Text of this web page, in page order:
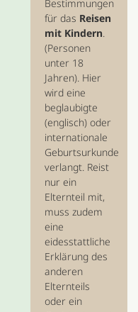
Bestimmungen
für das Reisen
mit Kindern.
(Personen
unter 18
Jahren). Hier
wird eine
beglaubigte
(englisch) oder
internationale
Geburtsurkunde
verlangt. Reist
nur ein
Elternteil mit,
muss zudem
eine
eidesstattliche
Erklärung des
anderen
Elternteils
oder ein